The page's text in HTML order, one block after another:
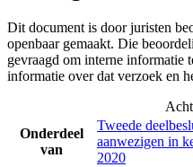
Dit document is door juristen
openbaar gemaakt. Die
gevraagd om interne informatie
informatie over dat verzoek en
Onderdeel
van
Tweede
aanwezigen in
2020